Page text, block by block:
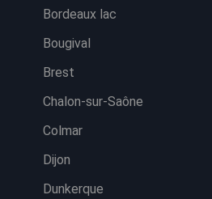
Bordeaux lac
Bougival
Brest
Chalon-sur-Saône
Colmar
Dijon
Dunkerque